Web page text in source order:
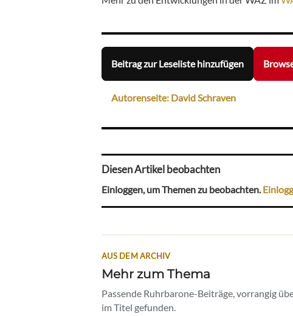
Beitrag zur Leseliste hinzufügen
Autorenseite: David Schraven
Diesen Artikel beobachten
Einloggen, um Themen zu beobachten.
AUS DEM ARCHIV
Mehr zum Thema
Passende Ruhrbarone-Beiträge, vorrangig
im Titel gefunden.